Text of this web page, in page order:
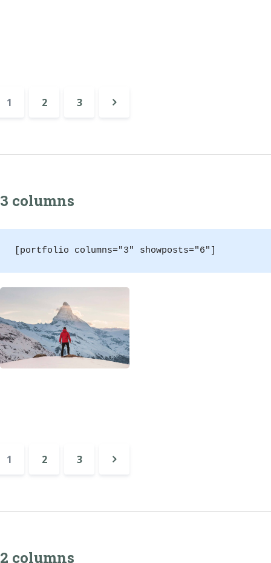
1 2 3
»
3 columns
[portfolio columns="3" showposts="6"]
1 2 3
»
2 columns